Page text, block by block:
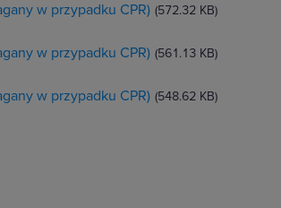
w przypadku CPR) (572.32 KB)
w przypadku CPR) (561.13 KB)
w przypadku CPR) (548.62 KB)